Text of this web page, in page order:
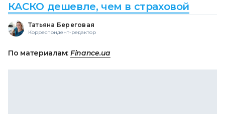
КАСКО дешевле, чем в страховой
Татьяна Береговая
Корреспондент-редактор
По материалам: Finance.ua